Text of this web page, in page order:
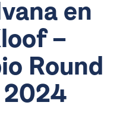
en
–
Round
2024